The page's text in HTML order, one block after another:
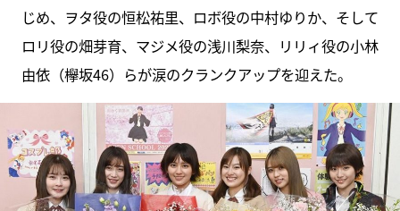
じめ、ヲタ役の恒松祐里、ロボ役の中村ゆりか、そして
ロリ役の畑芽育、マジメ役の浅川梨奈、リリィ役の小林
由依（欅坂46）らが涙のクランクアップを迎えた。